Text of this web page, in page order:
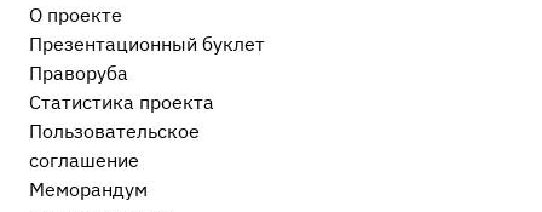
О проекте
Презентационный букл​ет
Праворуба
Статистика проекта
Пользовательское
соглашение
Меморандум